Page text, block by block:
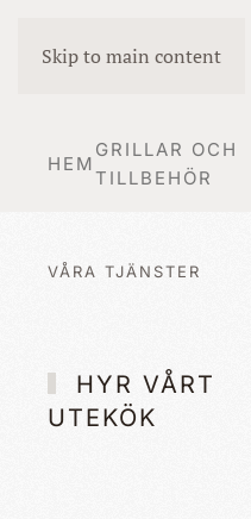
Skip to main content
HEM
GRILLAR OCH
TILLBEHÖR
VÅRA TJÄNSTER
HYR VÅRT
UTEKÖK